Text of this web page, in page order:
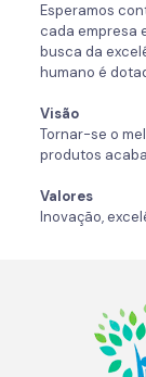
Esperamos
cada empresa
busca da
humano é
Visão
Tornar-se o
produtos
Valores
Inovação,